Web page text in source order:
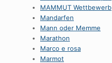
MAMMUT Wettbewerb
Mandarfen
Mann oder Memme
Marathon
Marco e rosa
Marmot